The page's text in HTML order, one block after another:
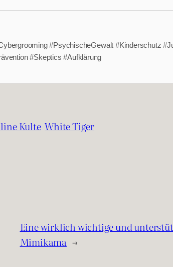
#PsychischeGewalt #Kinderschutz
#Skeptics #Aufklärung
Kulte White Tiger
Eine wirklich wichtige und
Mimikama →